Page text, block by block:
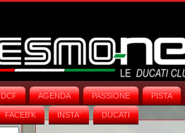
DCF AGENDA PASSIONE PISTA
FACEB'K INSTA‘ DUCATI